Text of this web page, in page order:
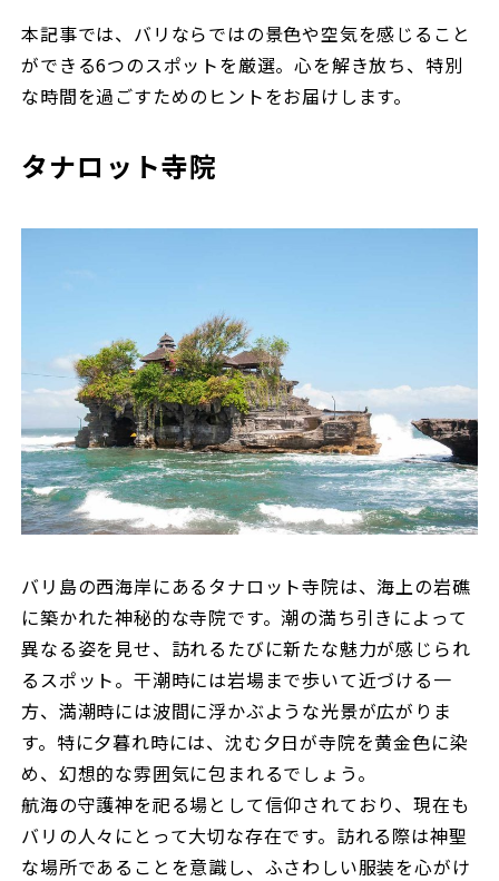
本記事では、バリならではの景色や空気を感じること
ができる6つのスポットを厳選。心を解き放ち、特別
な時間を過ごすためのヒントをお届けします。
タナロット寺院
バリ島の西海岸にあるタナロット寺院は、海上の岩礁
に築かれた神秘的な寺院です。潮の満ち引きによって
異なる姿を見せ、訪れるたびに新たな魅力が感じられ
るスポット。干潮時には岩場まで歩いて近づける一
方、満潮時には波間に浮かぶような光景が広がりま
す。特に夕暮れ時には、沈む夕日が寺院を黄金色に染
め、幻想的な雰囲気に包まれるでしょう。
航海の守護神を祀る場として信仰されており、現在も
バリの人々にとって大切な存在です。訪れる際は神聖
な場所であることを意識し、ふさわしい服装を心がけ